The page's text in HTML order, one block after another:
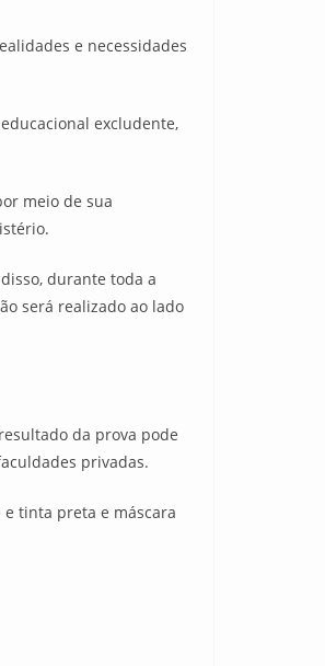
e necessidades
excludente,
meio de sua
durante toda a
será realizado ao lado
da prova pode
privadas.
tinta preta e máscara